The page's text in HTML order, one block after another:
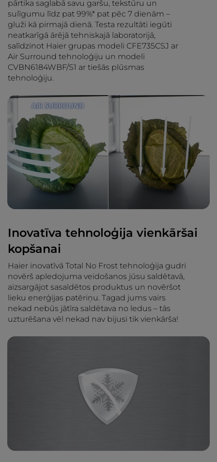
pārtika saglabā savu garšu, tekstūru un
sulīgumu līdz pat 99%* pat pēc 7 dienām –
gluži kā pirmajā dienā. Testa rezultāti iegūti
neatkarīgā ārējā tehniskajā laboratorijā,
salīdzinot Haier grupas modeli CFE735CSJ ar
Air Surround tehnoloģiju un modeli
CVBN6184WBF/S1 ar tiešās plūsmas
tehnoloģiju.
Inovatīva tehnoloģija vienkāršai
kopšanai
Haier inovatīvā Total No Frost tehnoloģija gudri
novērš apledojuma veidošanos jūsu saldētavā,
aizsargājot sasaldētos produktus un novēršot
lieku enerģijas patēriņu. Tagad jums vairs
nekad nebūs jātīra saldētava no ledus – tās
uzturēšana vēl nekad nav bijusi tik vienkārša!